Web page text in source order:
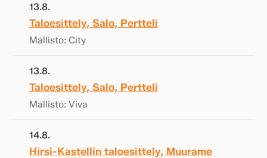
13.8.
Taloesittely, Salo, Pertteli
Mallisto: City
13.8.
Taloesittely, Salo, Pertteli
Mallisto: Viva
14.8.
Hirsi-Kastellin taloesittely, Muurame